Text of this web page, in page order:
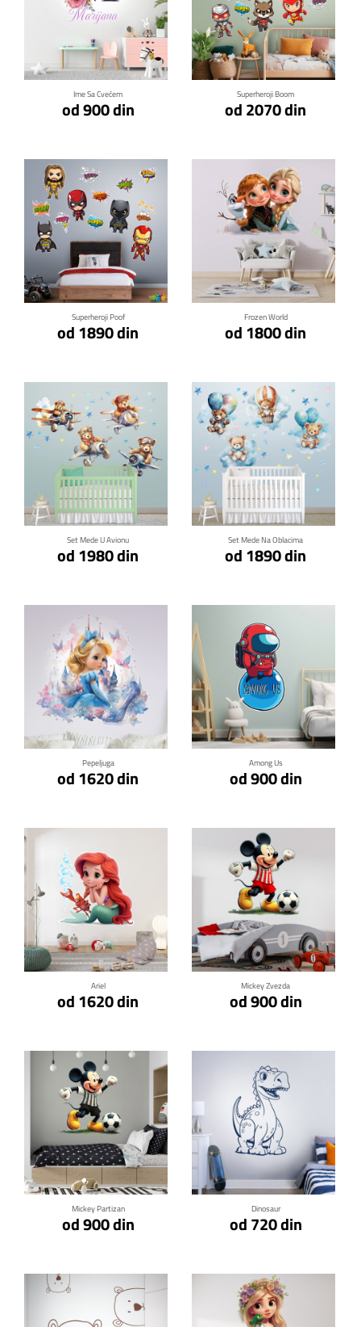
Ime Sa Cvećem
od 900 din
Klikni za detalje
Superheroji Boom
od 2070 din
Klikni za detalje
Superheroji Poof
od 1890 din
Klikni za detalje
Frozen World
od 1800 din
Klikni za detalje
Set Mede U Avionu
od 1980 din
Klikni za detalje
Set Mede Na Oblacima
od 1890 din
Klikni za detalje
Pepeljuga
od 1620 din
Klikni za detalje
Among Us
od 900 din
Klikni za detalje
Ariel
od 1620 din
Klikni za detalje
Mickey Zvezda
od 900 din
Klikni za detalje
Mickey Partizan
od 900 din
Klikni za detalje
Dinosaur
od 720 din
Klikni za detalje